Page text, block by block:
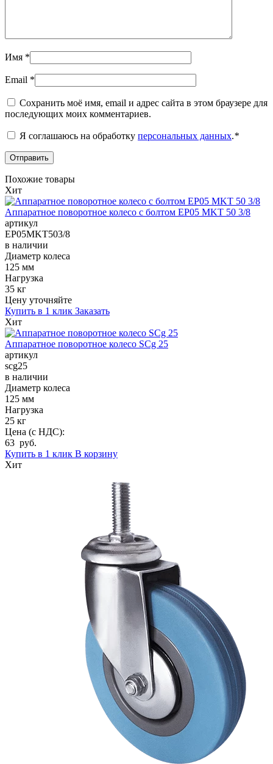
Имя *
Email *
Сохранить моё имя, email и адрес сайта в этом браузере для
последующих моих комментариев.
Я соглашаюсь на обработку персональных данных.*
Похожие товары
Хит
Аппаратное поворотное колесо с болтом EP05 MKT 50 3/8
артикул
EP05MKT503/8
в наличии
Диаметр колеса
125 мм
Нагрузка
35 кг
Цену уточняйте
Купить в 1 клик Заказать
Хит
Аппаратное поворотное колесо SCg 25
артикул
scg25
в наличии
Диаметр колеса
125 мм
Нагрузка
25 кг
Цена (с НДС):
63 руб.
Купить в 1 клик В корзину
Хит